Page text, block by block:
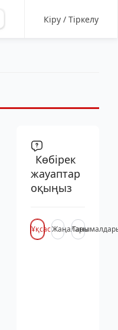
Кіру / Тіркелу
Көбірек
жауаптар
оқыңыз
ҰқсасЖаңалары